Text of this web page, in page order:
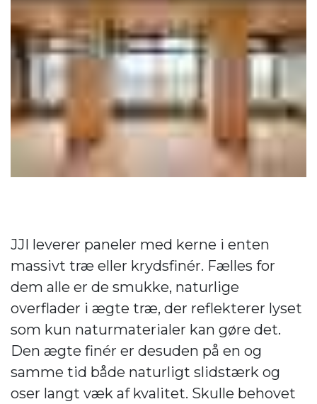
JJI leverer paneler med kerne i enten
massivt træ eller krydsfinér. Fælles for
dem alle er de smukke, naturlige
overflader i ægte træ, der reflekterer lyset
som kun naturmaterialer kan gøre det.
Den ægte finér er desuden på en og
samme tid både naturligt slidstærk og
oser langt væk af kvalitet. Skulle behovet